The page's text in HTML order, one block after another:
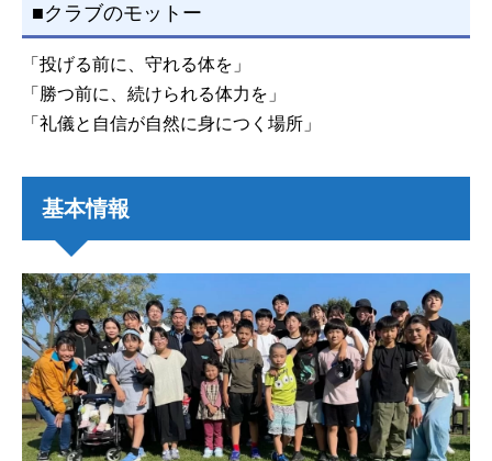
■クラブのモットー
「投げる前に、守れる体を」
「勝つ前に、続けられる体力を」
「礼儀と自信が自然に身につく場所」
基本情報